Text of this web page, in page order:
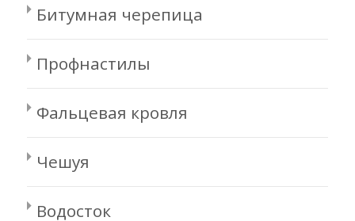
Битумная черепица
Профнастилы
Фальцевая кровля
Чешуя
Водосток